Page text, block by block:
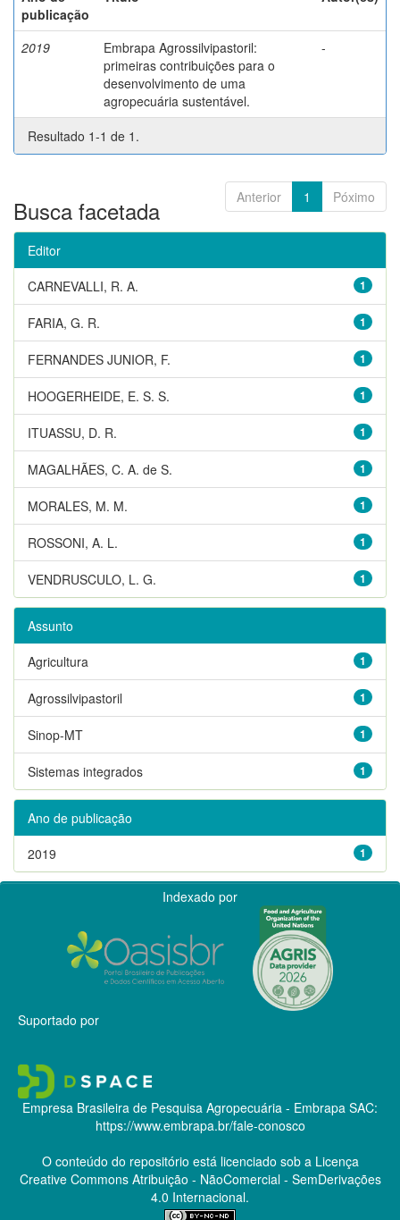
publicação
2019
Embrapa Agrossilvipastoril:
primeiras contribuições para o
desenvolvimento de uma
agropecuária sustentável.
-
Resultado 1-1 de 1.
Anterior 1 Póximo
Busca facetada
Editor
1
CARNEVALLI, R. A.
1
FARIA, G. R.
1
FERNANDES JUNIOR, F.
1
HOOGERHEIDE, E. S. S.
1
ITUASSU, D. R.
1
MAGALHÃES, C. A. de S.
1
MORALES, M. M.
1
ROSSONI, A. L.
1
VENDRUSCULO, L. G.
Assunto
1
Agricultura
1
Agrossilvipastoril
1
Sinop-MT
1
Sistemas integrados
Ano de publicação
1
2019
Indexado por
Suportado por
Empresa Brasileira de Pesquisa Agropecuária - Embrapa SAC:
https://www.embrapa.br/fale-conosco
O conteúdo do repositório está licenciado sob a Licença
Creative CommonsAtribuição - NãoComercial - SemDerivações
4.0 Internacional.